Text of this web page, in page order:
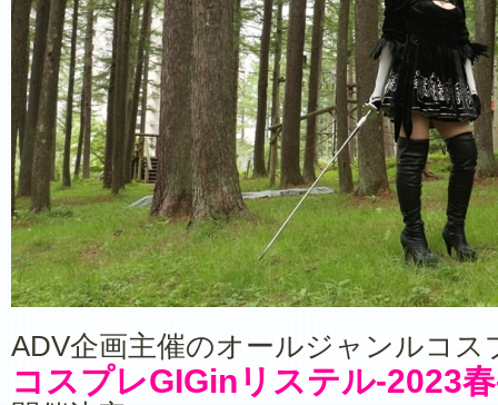
ADV企画主催のオールジャンルコス
コスプレGIGinリステル-2023